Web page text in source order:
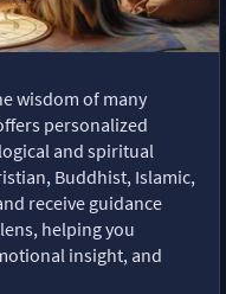
wisdom of many
personalized
and spiritual
Buddhist, Islamic,
receive guidance
helping you
insight, and